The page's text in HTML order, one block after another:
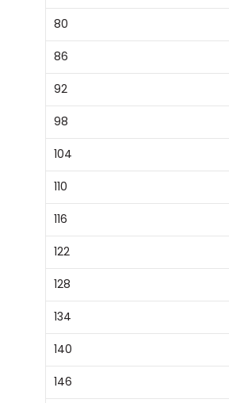
80
86
92
98
104
110
116
122
128
134
140
146